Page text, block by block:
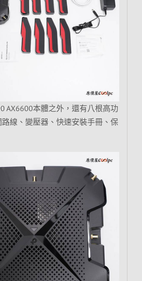
AX6600本體之外，還有八根高功
線、變壓器、快速安裝手冊、保